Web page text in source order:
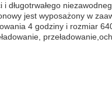
długotrwałego
jest wyposażony w
4 godziny i rozmiar